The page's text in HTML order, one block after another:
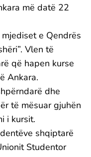
më datë 22
e Qendrës
Vlen të
që hapen kurse
Ankara.
dhe
të mësuar gjuhën
i kursit.
shqiptarë
Studentor